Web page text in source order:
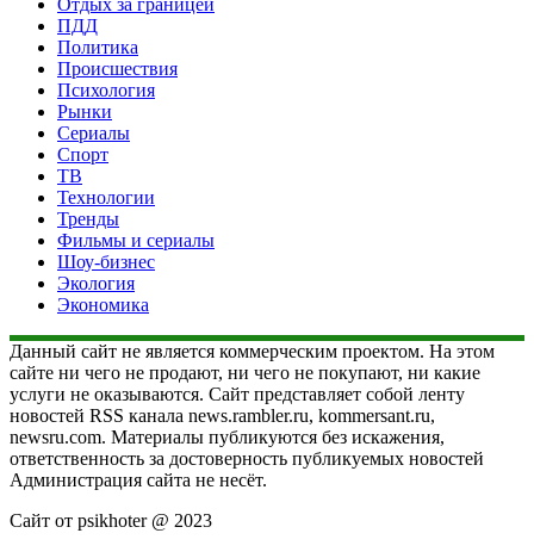
Отдых за границей
ПДД
Политика
Происшествия
Психология
Рынки
Сериалы
Спорт
ТВ
Технологии
Тренды
Фильмы и сериалы
Шоу-бизнес
Экология
Экономика
Данный сайт не является коммерческим проектом. На этом
сайте ни чего не продают, ни чего не покупают, ни какие
услуги не оказываются. Сайт представляет собой ленту
новостей RSS канала news.rambler.ru, kommersant.ru,
newsru.com. Материалы публикуются без искажения,
ответственность за достоверность публикуемых новостей
Администрация сайта не несёт.
Сайт от psikhoter @ 2023